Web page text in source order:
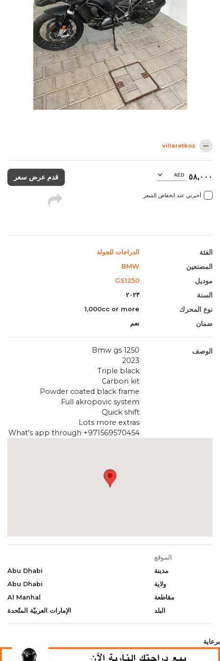
villaretkoz
٥٨,٠٠٠
أخبرني عند انخفاض السعر
قدم عرض سعر
الفئة الدراجات للجولة
المصنعين BMW
موديل GS1250
السنة ٢٠٢٣
نوع المحرك 1,000cc or more
ضمان نعم
الوصف
Bmw gs 1250
2023
Triple black
Carbon kit
Powder coated black frame
Full akropovic system
Quick shift
Lots more extras
What’s app through +971569570454
الموقع
مدينة
Abu Dhabi
ولاية
Abu Dhabi
مقاطعة
Al Manhal
البلد
الإمارات العربيّة المتّحدة
برعاية